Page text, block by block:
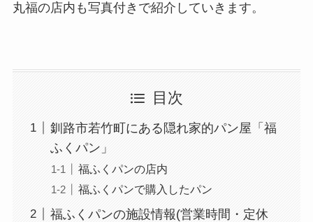
丸福の店内も写真付きで紹介していきます。
目次
釧路市若竹町にある隠れ家的パン屋「福
ふくパン」
福ふくパンの店内
福ふくパンで購入したパン
福ふくパンの施設情報(営業時間・定休